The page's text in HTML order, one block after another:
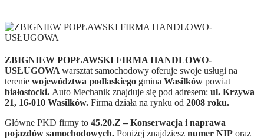
ZBIGNIEW POPŁAWSKI FIRMA HANDLOWO-
USŁUGOWA warsztat samochodowy oferuje swoje usługi na
terenie województwa podlaskiego gmina Wasilków powiat
białostocki. Auto Mechanik znajduje się pod adresem: ul. Krzywa
21, 16-010 Wasilków. Firma działa na rynku od 2008 roku.
Główne PKD firmy to 45.20.Z – Konserwacja i naprawa
pojazdów samochodowych. Poniżej znajdziesz numer NIP oraz